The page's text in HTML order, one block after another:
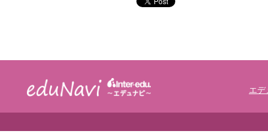
エデ